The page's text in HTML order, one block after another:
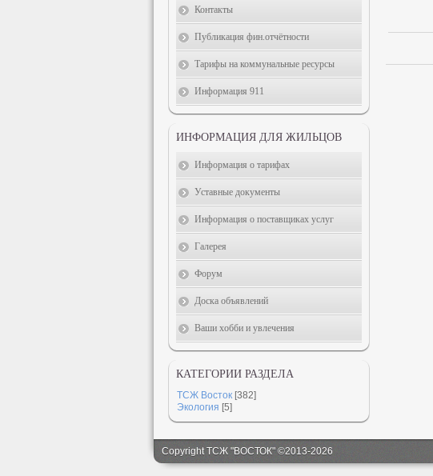
Контакты
Публикация фин.отчётности
Тарифы на коммунальные ресурсы
Информация 911
ИНФОРМАЦИЯ ДЛЯ ЖИЛЬЦОВ
Информация о тарифах
Уставные документы
Информация о поставщиках услуг
Галерея
Форум
Доска объявлений
Ваши хобби и увлечения
КАТЕГОРИИ РАЗДЕЛА
ТСЖ Восток [382]
Экология [5]
Copyright ТСЖ "ВОСТОК" ©2013-2026